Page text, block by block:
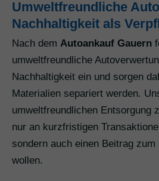
Umweltfreundliche
Nachhaltigkeit als
Nach dem Autoankauf Gauern
umweltfreundliche
Nachhaltigkeit ein und sorgen
Materialien separiert werden.
umweltfreundlichen Entsorgung
nur an kurzfristigen
sondern auch einen Beitrag
wollen.